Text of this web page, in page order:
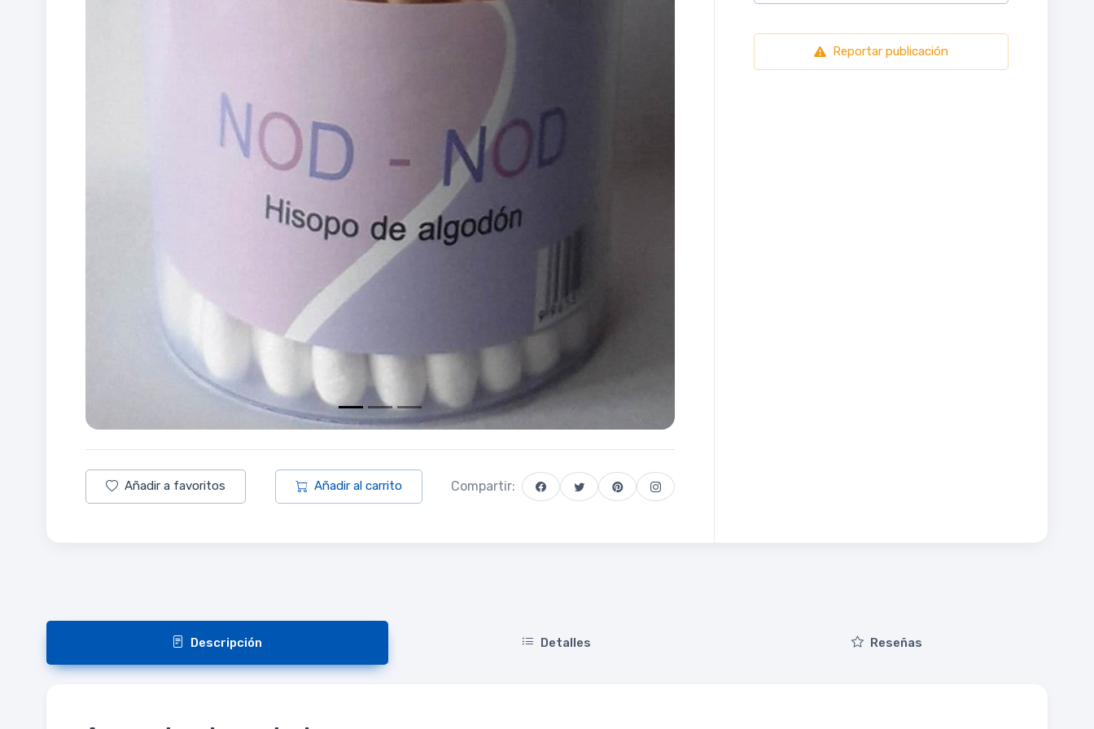
Añadir a favoritos Añadir al carrito Compartir:
Reportar publicación
Descripción Detalles Reseñas